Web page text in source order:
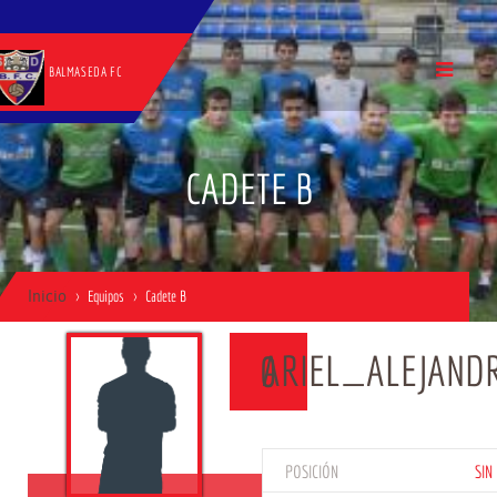
BALMASEDA FC
CADETE B
Inicio Equipos Cadete B
0
POSICIÓN